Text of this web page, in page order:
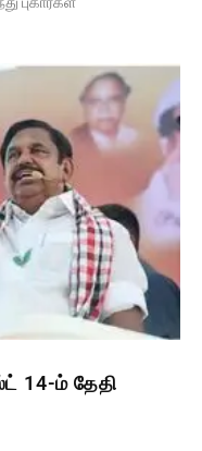
14-ம் தேதி